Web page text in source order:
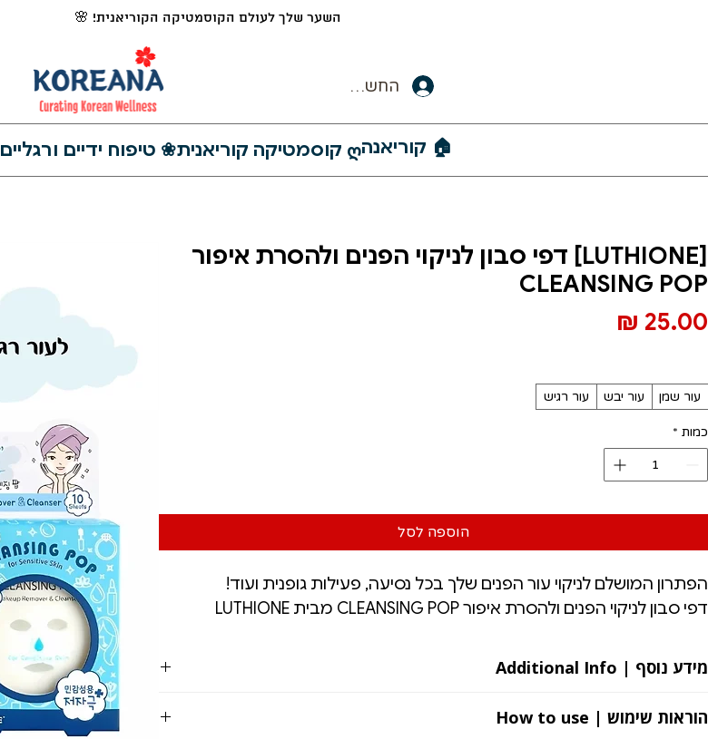
השער שלך לעולם הקוסמטיקה הקוריאנית! 🌸
החשבון שלי
[LUTHIONE] דפי סבון לניקוי הפנים ולהסרת איפור
CLEANSING POP
עור שמן
עור יבש עור רגיש
כמות *
הוספה לסל
הפתרון המושלם לניקוי עור הפנים שלך בכל נסיעה, פעילות גופנית ועוד!
דפי סבון לניקוי הפנים ולהסרת איפור CLEANSING POP מבית LUTHIONE
מידע נוסף | Additional Info
- 10 דפים אישיים בכל קופסה
הוראות שימוש | How to use
🏠︎ קוריאנהღ קוסמטיקה קוריאנית ❀ טיפוח ידיים ורגליים